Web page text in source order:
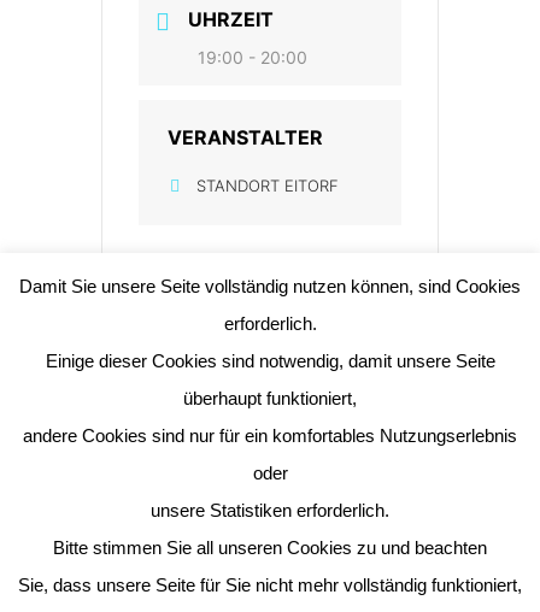
UHRZEIT
19:00 - 20:00
VERANSTALTER
STANDORT EITORF
+ iCal / Outlook export
Damit Sie unsere Seite vollständig nutzen können, sind Cookies
erforderlich.
Einige dieser Cookies sind notwendig, damit unsere Seite
überhaupt funktioniert,
andere Cookies sind nur für ein komfortables Nutzungserlebnis
oder
unsere Statistiken erforderlich.
Bitte stimmen Sie all unseren Cookies zu und beachten
Sie, dass unsere Seite für Sie nicht mehr vollständig funktioniert,